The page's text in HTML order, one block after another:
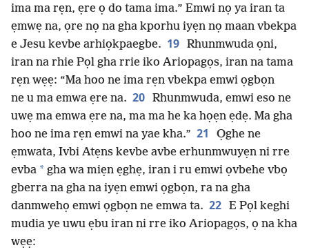
ima ma rẹn, ẹre ọ do tama ima.” Emwi nọ ya iran ta
ẹmwẹ na, ọre nọ na gha kporhu iyẹn nọ maan vbekpa
e Jesu kevbe arhiọkpaegbe. 19 Rhunmwuda ọni,
iran na rhie Pọl gha rrie iko Ariopagọs, iran na tama
rẹn wẹẹ: “Ma hoo ne ima rẹn vbekpa emwi ọgbọn
ne u ma emwa ẹre na. 20 Rhunmwuda, emwi eso ne
uwẹ ma emwa ẹre na, ma ma he ka họẹn ẹdẹ. Ma gha
hoo ne ima rẹn emwi na yae kha.” 21
Ọghe ne
ẹmwata, Ivbi Atẹns kevbe avbe erhunmwuyẹn ni rre
evba * gha wa miẹn ẹghẹ, iran i ru emwi ọvbehe vbọ
gberra na gha na iyẹn emwi ọgbọn, ra na gha
danmwehọ emwi ọgbọn ne emwa ta. 22 E Pọl keghi
mudia ye uwu ẹbu iran ni rre iko Ariopagọs, ọ na kha
wẹẹ: